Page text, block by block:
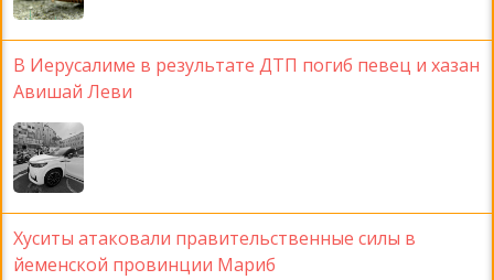
В Иерусалиме в результате ДТП погиб певец и хазан
Авишай Леви
Хуситы атаковали правительственные силы в
йеменской провинции Мариб